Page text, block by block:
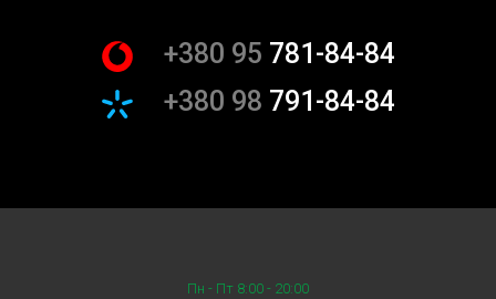
+380 95 781-84-84
+380 98 791-84-84
Пн - Пт 8:00 - 20:00